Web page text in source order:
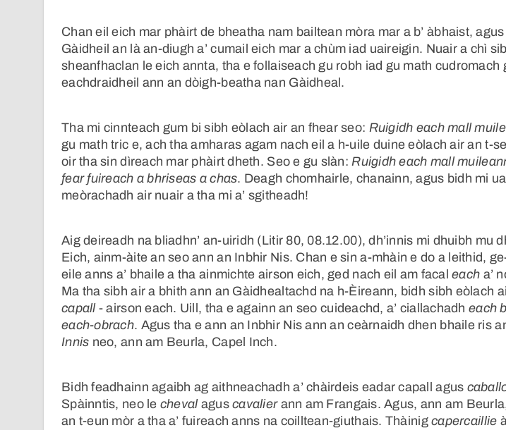
Chan eil eich mar phàirt de bheatha nam bailtean mòra mar a b’ àbhaist, agus
Gàidheil an là an-diugh a’ cumail eich mar a chùm iad uaireigin. Nuair a chì
sheanfhaclan le eich annta, tha e follaiseach gu robh iad gu math cudromach
eachdraidheil ann an dòigh-beatha nan Gàidheal.
Tha mi cinnteach gum bi sibh eòlach air an fhear seo: Ruigidh each mall
gu math tric e, ach tha amharas agam nach eil a h-uile duine eòlach air an t-
oir tha sin dìreach mar phàirt dheth. Seo e gu slàn:Ruigidh each mall
fear fuireach a bhriseas a chas. Deagh chomhairle, chanainn, agus bidh mi
meòrachadh air nuair a tha mi a’ sgitheadh!
Aig deireadh na bliadhn’ an-uiridh (Litir 80, 08.12.00), dh’innis mi dhuibh mu
Eich, ainm-àite an seo ann an Inbhir Nis. Chan e sin a-mhàin e do a leithid,
eile anns a’ bhaile a tha ainmichte airson eich, ged nach eil am facaleach a’
Ma tha sibh air a bhith ann an Gàidhealtachd na h-Èireann, bidh sibh eòlach
capall- airson each. Uill, tha e againn an seo cuideachd, a’ ciallachadh each
each-obrach. Agus tha e ann an Inbhir Nis ann an ceàrnaidh dhen bhaile ris
Innis neo, ann am Beurla, Capel Inch.
Bidh feadhainn agaibh ag aithneachadh a’ chàirdeis eadar capall agus
Spàinntis, neo le chevalaguscavalierann am Frangais. Agus, ann am
an t-eun mòr a tha a’ fuireach anns na coilltean-giuthais. Thàinigcapercaillie